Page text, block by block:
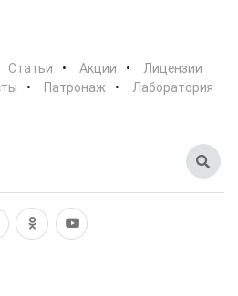
Статьи Акции
Лицензии
Патронаж
Лаборатория